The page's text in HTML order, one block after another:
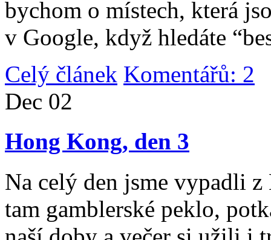
bychom o místech, která
v Google, když hledáte
Celý článek Komentářů: 2
Dec 02
Hong Kong, den 3
Na celý den jsme vypadli
tam gamblerské peklo,